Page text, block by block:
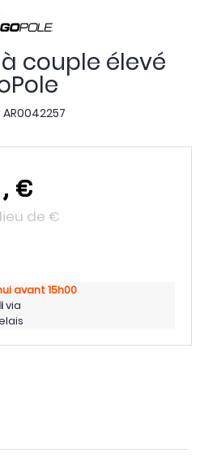
couple élevé
AR0042257
, €
de €
avant 15h00
via